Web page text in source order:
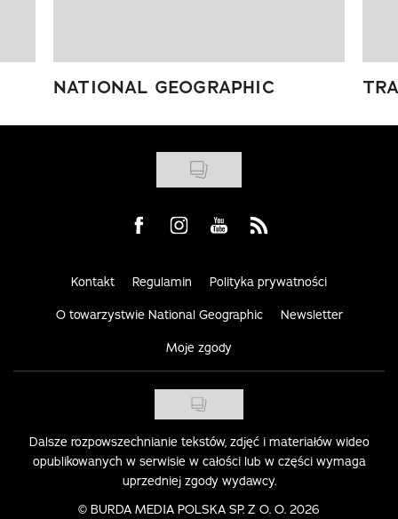
NATIONAL GEOGRAPHIC
Visit us on Facebook
Visit us on Instagram
Visit us on Youtube
Visit us on Rss
Kontakt Regulamin Polityka prywatności
O towarzystwie National Geographic Newsletter
Moje zgody
Dalsze rozpowszechnianie tekstów, zdjęć i materiałów wideo
opublikowanych w serwisie w całości lub w części wymaga
uprzedniej zgody wydawcy.
© BURDA MEDIA POLSKA SP. Z O. O. 2026